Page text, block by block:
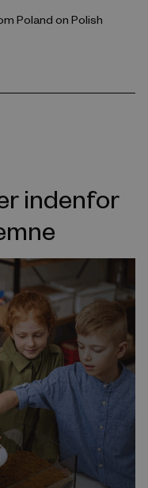
Poland on Polish
indenfor